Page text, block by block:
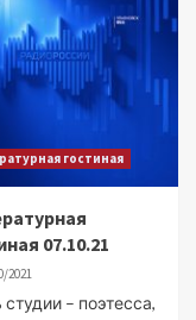
гостиная
07.10.21
2021
студии – поэтесса,